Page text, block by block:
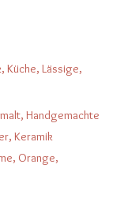
, Küche, Lässige,
, Handgemachte
, Keramik
, Orange,